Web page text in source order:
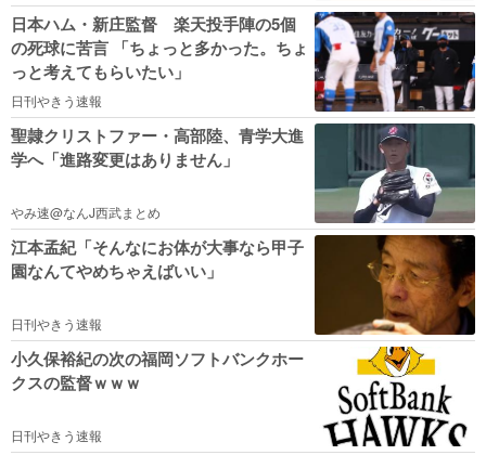
日本ハム・新庄監督 楽天投手陣の5個
の死球に苦言 「ちょっと多かった。ちょ
っと考えてもらいたい」
日刊やきう速報
聖隷クリストファー・高部陸、青学大進
学へ「進路変更はありません」
やみ速@なんJ西武まとめ
江本孟紀「そんなにお体が大事なら甲子
園なんてやめちゃえばいい」
日刊やきう速報
小久保裕紀の次の福岡ソフトバンクホー
クスの監督ｗｗｗ
日刊やきう速報